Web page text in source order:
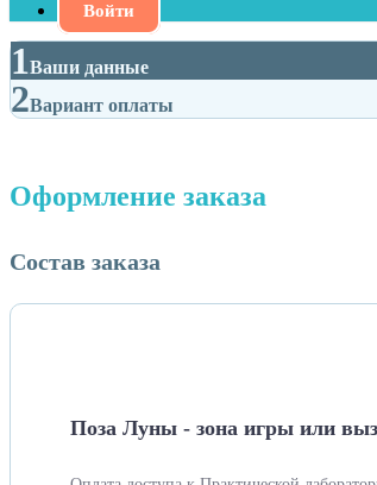
Войти
1Ваши данные
2Вариант оплаты
Оформление заказа
Состав заказа
Поза Луны - зона игры или